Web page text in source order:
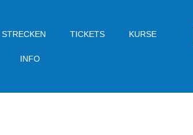
STRECKEN TICKETS KURSE
INFO